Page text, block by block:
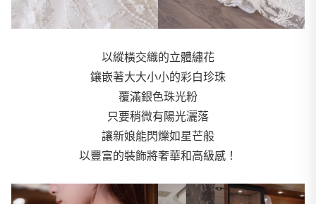
以縱橫交織的立體繡花
鑲嵌著大大小小的彩白珍珠
覆滿銀色珠光粉
只要稍微有陽光灑落
讓新娘能閃爍如星芒般
以豐富的裝飾將奢華和高級感！